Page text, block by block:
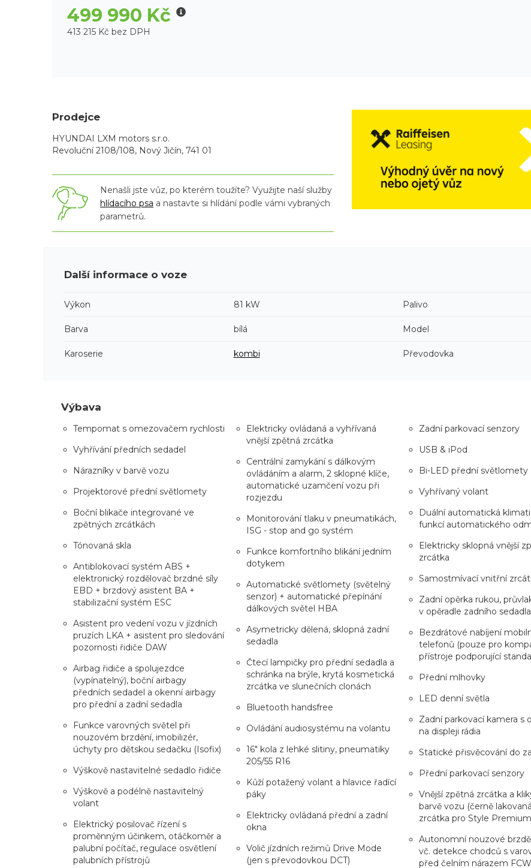
499 990 Kč
413 215 Kč bez DPH
Prodejce
HYUNDAI LXM motors s.r.o.
Revoluční 2108/108, Nový Jičín, 741 01
Nenašli jste vůz, po kterém toužíte? Využijte naší služby
hlídacího psa a nastavte si hlídání podle vámi vybraných
parametrů.
Další informace o voze
Výkon 81 kW Palivo
Barva bílá Model
Karoserie kombi Převodovka
Výbava
Tempomat s omezovačem rychlosti
Vyhřívání předních sedadel
Nárazníky v barvě vozu
Projektorové přední světlomety
Boční blikače integrované ve
zpětných zrcátkách
Tónovaná skla
Antiblokovací systém ABS +
elektronický rozdělovač brzdné síly
EBD + brzdový asistent BA +
stabilizační systém ESC
Asistent pro vedení vozu v jízdních
pruzích LKA + asistent pro sledování
pozornosti řidiče DAW
Airbag řidiče a spolujezdce
(vypínatelný), boční airbagy
předních sedadel a okenní airbagy
pro přední a zadní sedadla
Funkce varovných světel při
nouzovém brzdění, imobilizér,
úchyty pro dětskou sedačku (Isofix)
Výškově nastavitelné sedadlo řidiče
Výškově a podélně nastavitelný
volant
Elektrický posilovač řízení s
proměnným účinkem, otáčkoměr a
palubní počítač, regulace osvětlení
palubních přístrojů
Elektricky ovládaná a vyhřívaná
vnější zpětná zrcátka
Centrální zamykání s dálkovým
ovládáním a alarm, 2 sklopné klíče,
automatické uzamčení vozu při
rozjezdu
Monitorování tlaku v pneumatikách,
ISG - stop and go systém
Funkce komfortního blikání jedním
dotykem
Automatické světlomety (světelný
senzor) + automatické přepínání
dálkových světel HBA
Asymetricky dělená, sklopná zadní
sedadla
Čtecí lampičky pro přední sedadla a
schránka na brýle, krytá kosmetická
zrcátka ve slunečních clonách
Bluetooth handsfree
Ovládání audiosystému na volantu
16" kola z lehké slitiny, pneumatiky
205/55 R16
Kůží potažený volant a hlavice řadící
páky
Elektricky ovládaná přední a zadní
okna
Volič jízdních režimů Drive Mode
(jen s převodovkou DCT)
Zadní parkovací senzory
USB & iPod
Bi-LED přední světlomety
Vyhřívaný volant
Duální automatická
funkcí automatického
Elektricky sklopná vnější
zrcátka
Samostmívací vnitřní
Zadní opěrka rukou,
v opěradle zadního sedadla
Bezdrátové nabíjení
telefonů (pouze pro
přístroje podporující
Přední mlhovky
LED denní světla
Zadní parkovací kamera s
na displeji rádia
Statické přisvěcování do
Přední parkovací senzory
Vnější zpětná zrcátka a
barvě vozu (černě
zrcátka pro Style
Autonomní nouzové
vč. detekce chodců s
před čelním nárazem